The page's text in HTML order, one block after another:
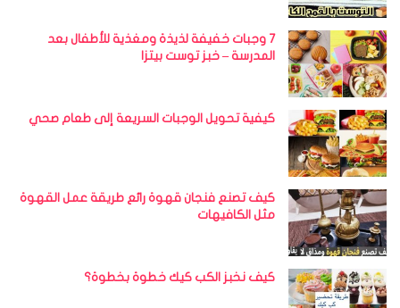
7 وجبات خفيفة لذيذة ومغذية للأطفال بعد
المدرسة – خبز توست بيتزا
كيفية تحويل الوجبات السريعة إلى طعام صحي
كيف تصنع فنجان قهوة رائع طريقة عمل القهوة
مثل الكافيهات
كيف نخبز الكب كيك خطوة بخطوة؟